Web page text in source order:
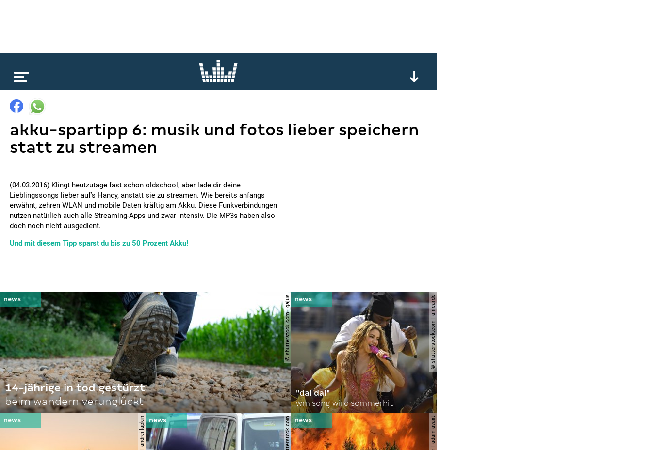
akku-spartipp 6: musik und fotos lieber speichern
statt zu streamen
(04.03.2016) Klingt heutzutage fast schon oldschool, aber lade dir deine
Lieblingssongs lieber auf’s Handy, anstatt sie zu streamen. Wie bereits anfangs
erwähnt, zehren WLAN und mobile Daten kräftig am Akku. Diese Funkverbindungen
nutzen natürlich auch alle Streaming-Apps und zwar intensiv. Die MP3s haben also
doch noch nicht ausgedient.
Und mit diesem Tipp sparst du bis zu 50 Prozent Akku!
© shutterstock.com | gajus
14-jährige in tod gestürzt
beim wandern verunglückt
© shutterstock.com | a.ricardo
"dai dai"
wm song wird sommerhit